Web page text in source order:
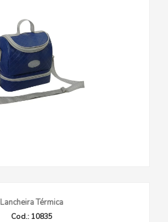
Lancheira Térmica
Cod.: 10835